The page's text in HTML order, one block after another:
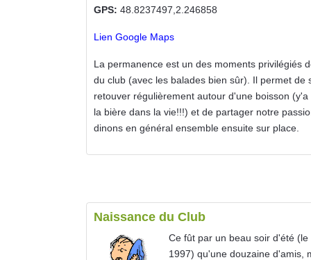
GPS: 48.8237497,2.246858
Lien Google Maps
La permanence est un des moments privilégiés
du club (avec les balades bien sûr). Il permet de
retouver régulièrement autour d'une boisson (y'a
la bière dans la vie!!!) et de partager notre
dinons en général ensemble ensuite sur place.
Naissance du Club
Ce fût par un beau soir d'été (le
1997) qu'une douzaine d'amis,